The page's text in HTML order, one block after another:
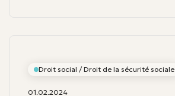
Droit social / Droit de la sécurité sociale
01.02.2024